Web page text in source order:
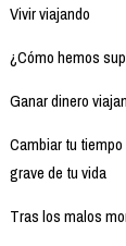
Vivir viajando
¿Cómo hemos
Ganar dinero
Cambiar tu
grave de tu vida
Tras los malos